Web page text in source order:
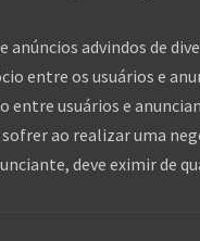
anúncios advindos de
entre os usuários e
entre usuários e
ao realizar uma
deve eximir de